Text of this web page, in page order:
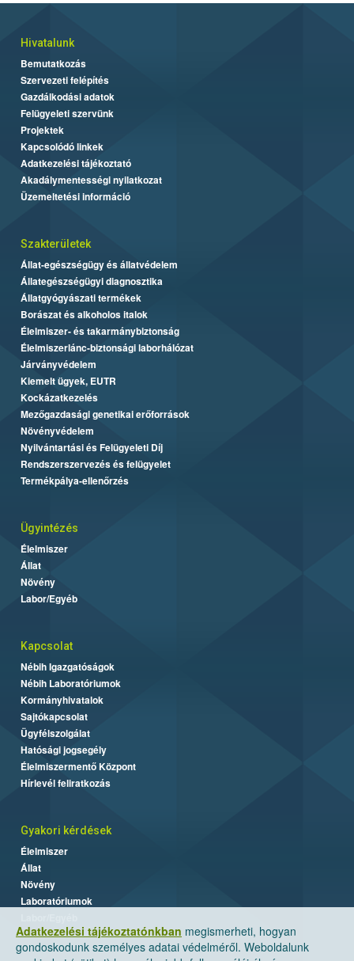
Adatkezelési tájékoztatónkban megismerheti, hogyan
gondoskodunk személyes adatai védelméről. Weboldalunk
Hivatalunk
Bemutatkozás
Szervezeti felépítés
Gazdálkodási adatok
Felügyeleti szervünk
Projektek
Kapcsolódó linkek
Adatkezelési tájékoztató
Akadálymentességi nyilatkozat
Üzemeltetési információ
Szakterületek
Állat-egészségügy és állatvédelem
Állategészségügyi diagnosztika
Állatgyógyászati termékek
Borászat és alkoholos italok
Élelmiszer- és takarmánybiztonság
Élelmiszerlánc-biztonsági laborhálózat
Járványvédelem
Kiemelt ügyek, EUTR
Kockázatkezelés
Mezőgazdasági genetikai erőforrások
Növényvédelem
Nyilvántartási és Felügyeleti Díj
Rendszerszervezés és felügyelet
Termékpálya-ellenőrzés
Ügyintézés
Élelmiszer
Állat
Növény
Labor/Egyéb
Kapcsolat
Nébih Igazgatóságok
Nébih Laboratóriumok
Kormányhivatalok
Sajtókapcsolat
Ügyfélszolgálat
Hatósági jogsegély
Élelmiszermentő Központ
Hírlevél feliratkozás
Gyakori kérdések
Élelmiszer
Állat
Növény
Laboratóriumok